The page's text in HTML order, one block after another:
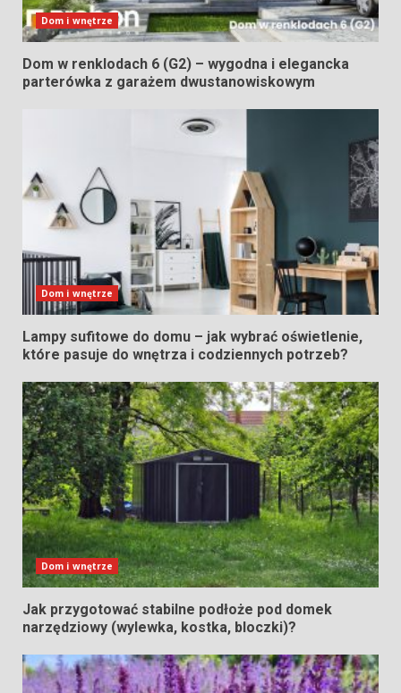
Dom i wnętrze
Dom w renklodach 6 (G2) – wygodna i elegancka
parterówka z garażem dwustanowiskowym
Dom i wnętrze
Lampy sufitowe do domu – jak wybrać oświetlenie,
które pasuje do wnętrza i codziennych potrzeb?
Dom i wnętrze
Jak przygotować stabilne podłoże pod domek
narzędziowy (wylewka, kostka, bloczki)?